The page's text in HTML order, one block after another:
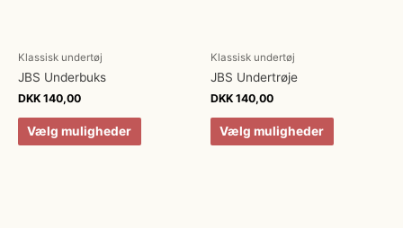
Klassisk undertøj
JBS Underbuks
DKK 140,00
Vælg muligheder
Klassisk undertøj
JBS Undertrøje
DKK 140,00
Vælg muligheder